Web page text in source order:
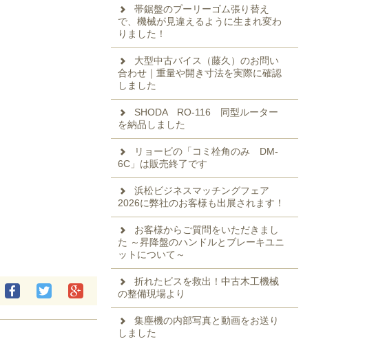
帯鋸盤のプーリーゴム張り替え
で、機械が見違えるように生まれ変わ
りました！
大型中古バイス（藤久）のお問い
合わせ｜重量や開き寸法を実際に確認
しました
SHODA RO-116 同型ルーター
を納品しました
リョービの「コミ栓角のみ DM-
6C」は販売終了です
浜松ビジネスマッチングフェア
2026に弊社のお客様も出展されます！
お客様からご質問をいただきまし
た ～昇降盤のハンドルとブレーキユニ
ットについて～
折れたビスを救出！中古木工機械
の整備現場より
集塵機の内部写真と動画をお送り
しました